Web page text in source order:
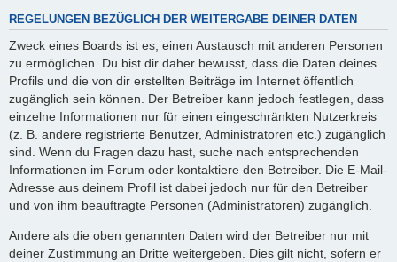
REGELUNGEN BEZÜGLICH DER WEITERGABE DEINER DATEN
Zweck eines Boards ist es, einen Austausch mit anderen Personen
zu ermöglichen. Du bist dir daher bewusst, dass die Daten deines
Profils und die von dir erstellten Beiträge im Internet öffentlich
zugänglich sein können. Der Betreiber kann jedoch festlegen, dass
einzelne Informationen nur für einen eingeschränkten Nutzerkreis
(z. B. andere registrierte Benutzer, Administratoren etc.) zugänglich
sind. Wenn du Fragen dazu hast, suche nach entsprechenden
Informationen im Forum oder kontaktiere den Betreiber. Die E-Mail-
Adresse aus deinem Profil ist dabei jedoch nur für den Betreiber
und von ihm beauftragte Personen (Administratoren) zugänglich.
Andere als die oben genannten Daten wird der Betreiber nur mit
deiner Zustimmung an Dritte weitergeben. Dies gilt nicht, sofern er